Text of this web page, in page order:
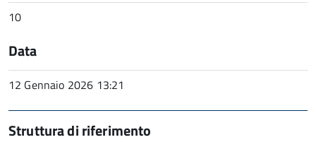
10
Data
12 Gennaio 2026 13:21
Struttura di riferimento